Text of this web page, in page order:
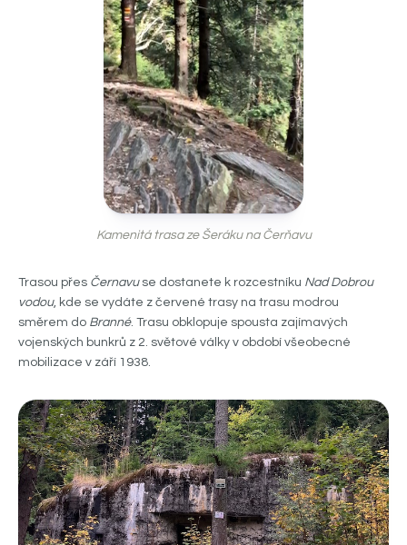
Kamenitá trasa ze Šeráku na Čerňavu
Trasou přes Černavuse dostanete k rozcestníku Nad Dobrou
vodou, kde se vydáte z červené trasy na trasu modrou
směrem do Branné. Trasu obklopuje spousta zajímavých
vojenských bunkrů z 2. světové války v období všeobecné
mobilizace v září 1938.